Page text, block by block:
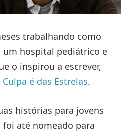
trabalhando como
um hospital pediátrico e
o inspirou a escrever,
Culpa é das Estrelas.
histórias para jovens
foi até nomeado para